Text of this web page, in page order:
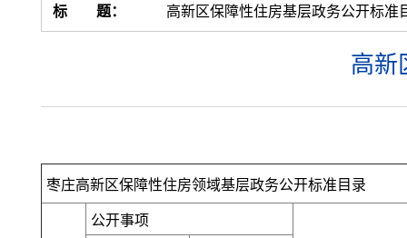
标 题： 高新区保障性住房基层政务公开标准
高新
枣庄高新区保障性住房领域基层政务公开标准目录
公开事项